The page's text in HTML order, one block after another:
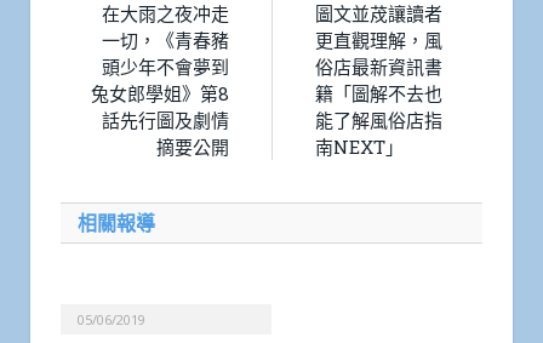
在大雨之夜冲走
一切，《青春豬
頭少年不會夢到
兔女郎學姐》第8
話先行圖及劇情
摘要公開
圖文並荗讓讀者
更直觀理解，風
俗店最新資訊書
籍「圖解不去也
能了解風俗店指
南NEXT」
相關報導
05/06/2019